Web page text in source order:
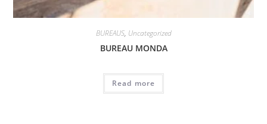
BUREAUS, Uncategorized
BUREAU MONDA
Read more